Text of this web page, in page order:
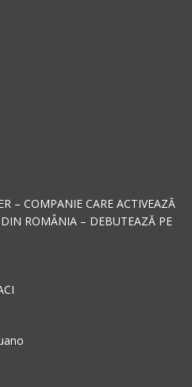
– COMPANIE CARE ACTIVEAZĂ
ROMÂNIA – DEBUTEAZĂ PE